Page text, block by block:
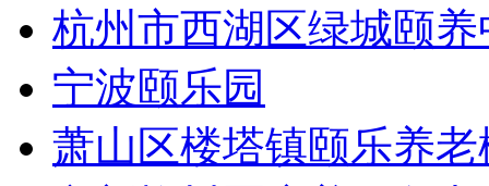
杭州市西湖区绿城颐养
宁波颐乐园
萧山区楼塔镇颐乐养